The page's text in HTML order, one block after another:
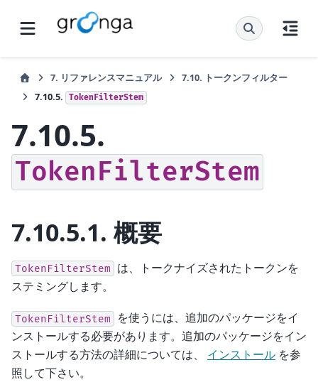
7. リファレンスマニュアル 7.10. トークンフィルター
7.10.5.
TokenFilterStem
7.10.5.
TokenFilterStem
7.10.5.1.概要
TokenFilterStem
は、トークナイズされたトークンを
ステミングします。
TokenFilterStem
を使うには、追加のパッケージをイ
ンストールする必要があります。追加のパッケージをイン
ストールする方法の詳細については、 インストール を参
照して下さい。